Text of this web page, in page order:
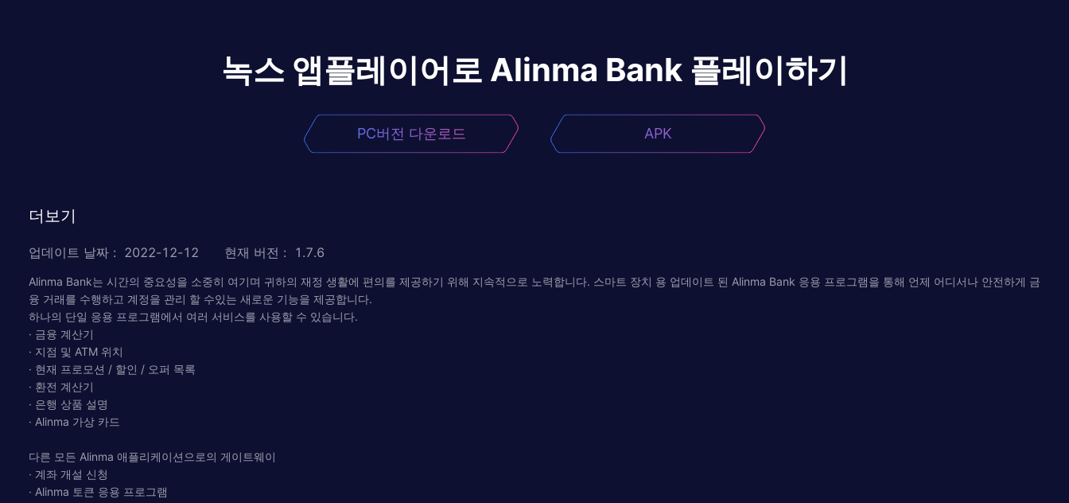
녹스 앱플레이어로 Alinma Bank 플레이하기
PC버전 다운로드 APK
더보기
업데이트 날짜 : 2022-12-12 현재 버전 : 1.7.6
Alinma Bank는 시간의 중요성을 소중히 여기며 귀하의 재정 생활에 편의를 제공하기 위해 지속적으로 노력합니다. 스마트 장치 용 업데이트 된 Alinma Bank 응용 프로그램을 통해 언제 어디서나 안전하게 금
융 거래를 수행하고 계정을 관리 할 수있는 새로운 기능을 제공합니다.
하나의 단일 응용 프로그램에서 여러 서비스를 사용할 수 있습니다.
· 금융 계산기
· 지점 및 ATM 위치
· 현재 프로모션 / 할인 / 오퍼 목록
· 환전 계산기
· 은행 상품 설명
· Alinma 가상 카드
다른 모든 Alinma 애플리케이션으로의 게이트웨이
· 계좌 개설 신청
· Alinma 토큰 응용 프로그램